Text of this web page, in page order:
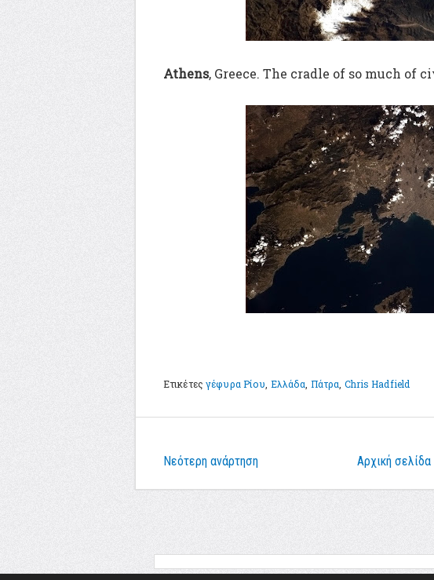
Athens, Greece. The cradle of so much
Ετικέτεςγέφυρα Ρίου Ελλάδα Πάτρα Chris Hadfield
Νεότερη ανάρτηση Αρχική σελίδα